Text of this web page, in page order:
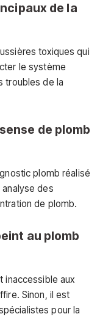
de la
toxiques qui
le système
troubles de la
de plomb
plomb réalisé
des
de plomb.
au plomb
inaccessible aux
Sinon, il est
pour la